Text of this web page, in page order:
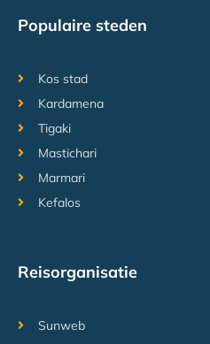
Populaire steden
Kos stad
Kardamena
Tigaki
Mastichari
Marmari
Kefalos
Reisorganisatie
Sunweb